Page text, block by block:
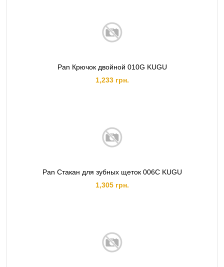
Pan Крючок двойной 010G KUGU
1,233 грн.
Pan Стакан для зубных щеток 006C KUGU
1,305 грн.